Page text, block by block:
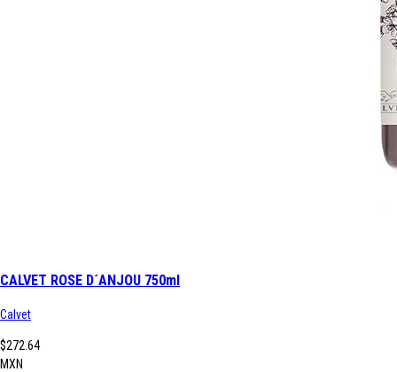
CALVET ROSE D´ANJOU 750ml
Calvet
$272.64
MXN